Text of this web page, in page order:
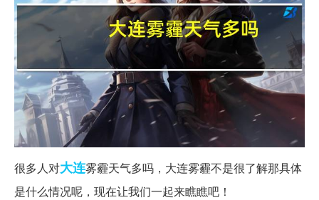
很多人对大连雾霾天气多吗，大连雾霾不是很了解那具体
是什么情况呢，现在让我们一起来瞧瞧吧！